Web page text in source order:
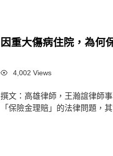
因重大傷病住院，為何
Views4,002 Views
撰文：高雄律師，王瀚誼律師
「保險金理賠」的法律問題，